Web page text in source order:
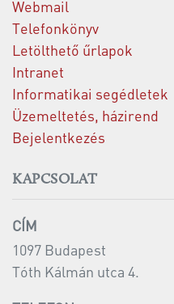
Webmail
Telefonkönyv
Letölthető űrlapok
Intranet
Informatikai segédletek
Üzemeltetés, házirend
Bejelentkezés
KAPCSOLAT
CÍM
1097 Budapest
Tóth Kálmán utca 4.